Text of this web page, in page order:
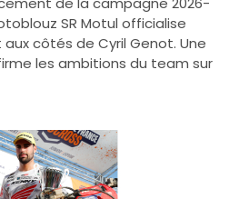
SR Motul officialise
côtés de Cyril Genot. Une
les ambitions du team sur